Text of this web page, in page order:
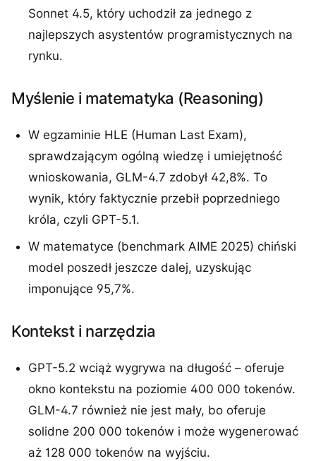
Sonnet 4.5, który uchodził za jednego z
najlepszych asystentów programistycznych na
rynku.
Myślenie i matematyka (Reasoning)
W egzaminie HLE (Human Last Exam),
sprawdzającym ogólną wiedzę i umiejętność
wnioskowania, GLM-4.7 zdobył 42,8%. To
wynik, który faktycznie przebił poprzedniego
króla, czyli GPT-5.1.
W matematyce (benchmark AIME 2025) chiński
model poszedł jeszcze dalej, uzyskując
imponujące 95,7%.
Kontekst i narzędzia
GPT-5.2 wciąż wygrywa na długość – oferuje
okno kontekstu na poziomie 400 000 tokenów.
GLM-4.7 również nie jest mały, bo oferuje
solidne 200 000 tokenów i może wygenerować
aż 128 000 tokenów na wyjściu.